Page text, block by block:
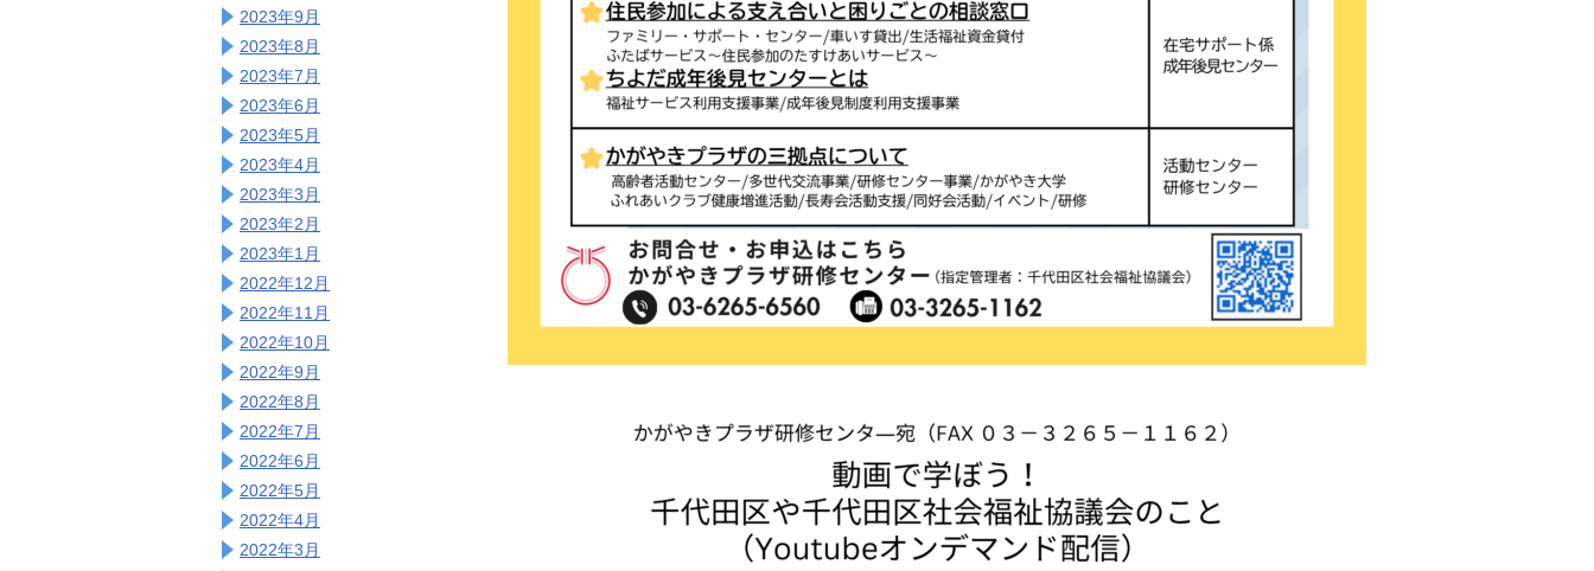
2023年9月
2023年8月
2023年7月
2023年6月
2023年5月
2023年4月
2023年3月
2023年2月
2023年1月
2022年12月
2022年11月
2022年10月
2022年9月
2022年8月
2022年7月
2022年6月
2022年5月
2022年4月
2022年3月